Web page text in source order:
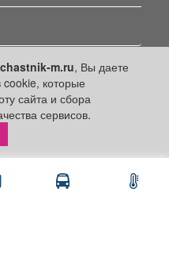
chastnik-m.ru, Вы даете
которые
сайта и сбора
сервисов.
«На правах рекламы»,